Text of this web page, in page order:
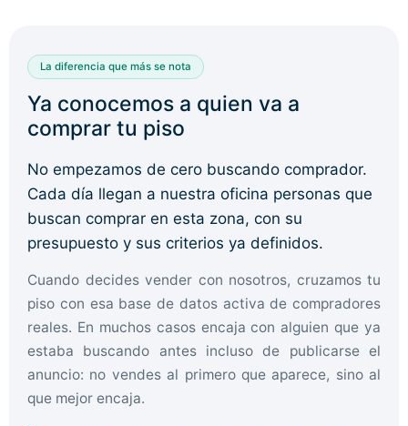
La diferencia que más se nota
Ya conocemos a quien va a
comprar tu piso
No empezamos de cero buscando comprador.
Cada día llegan a nuestra oficina personas que
buscan comprar en esta zona, con su
presupuesto y sus criterios ya definidos.
Cuando decides vender con nosotros, cruzamos tu
piso con esa base de datos activa de compradores
reales. En muchos casos encaja con alguien que ya
estaba buscando antes incluso de publicarse el
anuncio: no vendes al primero que aparece, sino al
que mejor encaja.